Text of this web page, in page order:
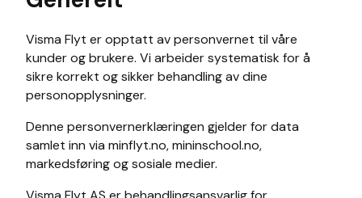
Visma Flyt er opptatt av personvernet til våre
kunder og brukere. Vi arbeider systematisk for å
sikre korrekt og sikker behandling av dine
personopplysninger.
Denne personvernerklæringen gjelder for data
samlet inn via minflyt.no, mininschool.no,
markedsføring og sosiale medier.